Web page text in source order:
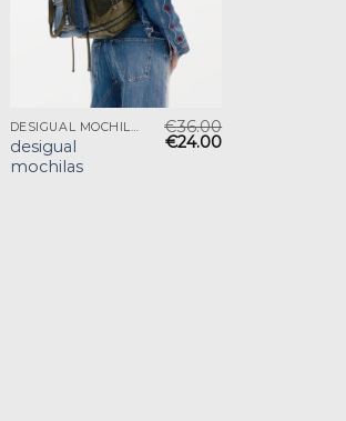
desigual
mochilas
€36.00
€24.00